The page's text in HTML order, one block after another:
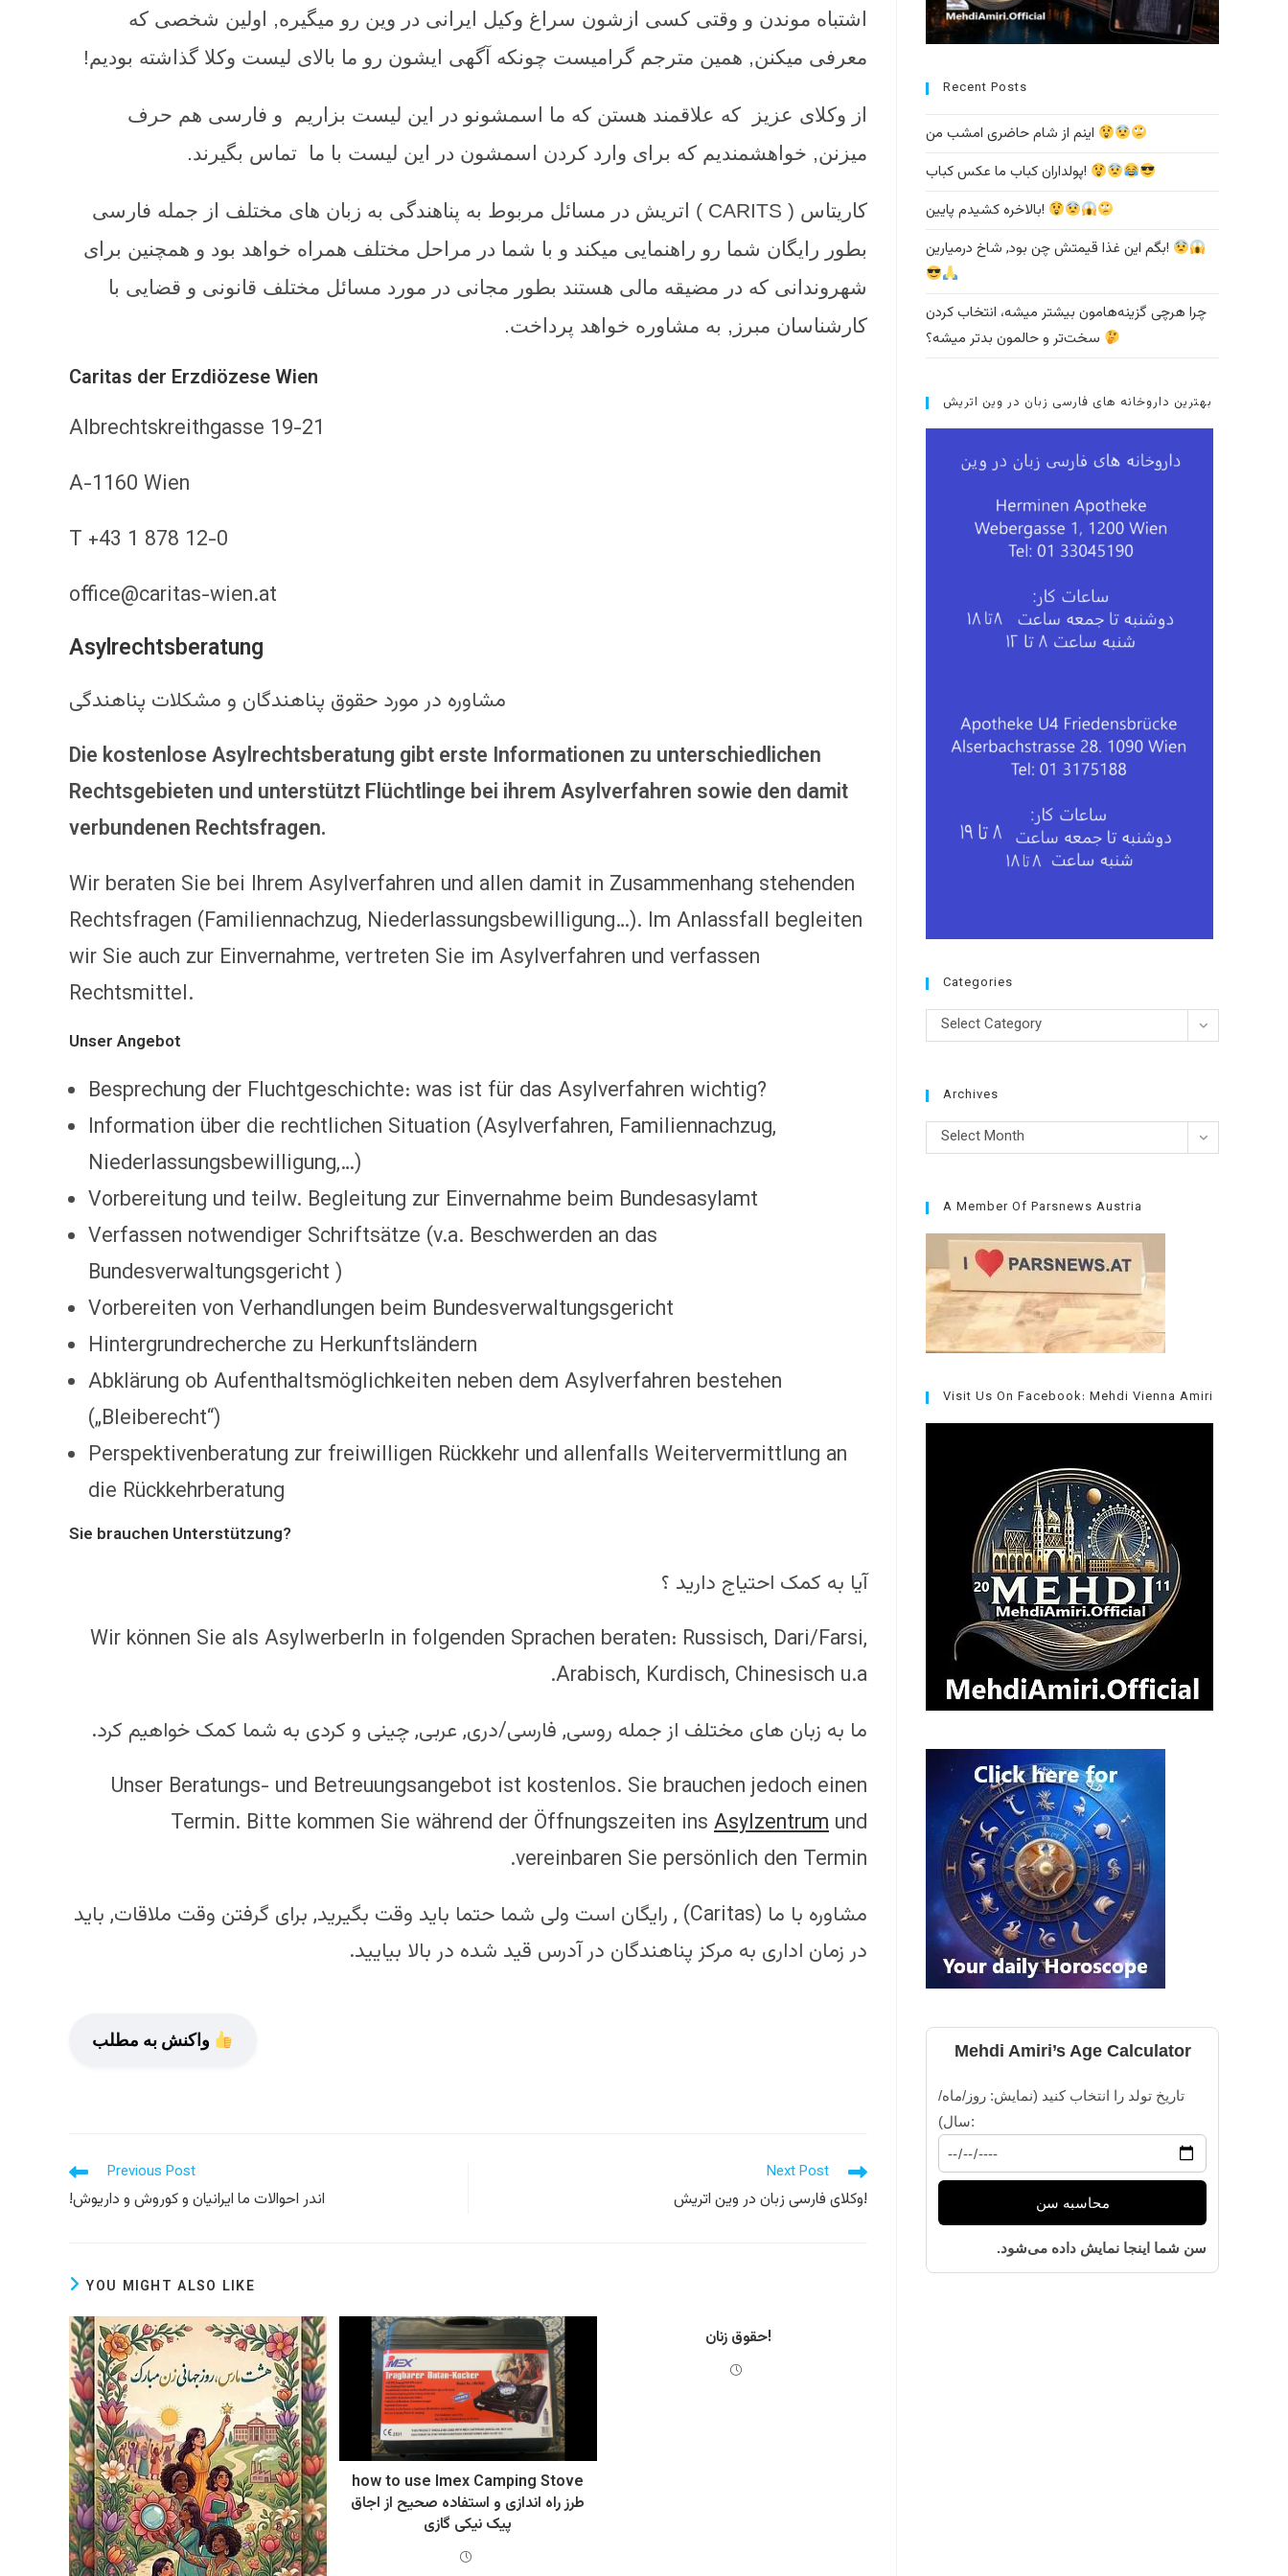
اشتباه موندن و وقتی کسی ازشون سراغ وکیل ایرانی در وین رو میگیره, اولین شخصی که
معرفی میکنن, همین مترجم گرامیست چونکه آگهی ایشون رو ما بالای لیست وکلا گذاشته بودیم!
از وکلای عزیز که علاقمند هستن که ما اسمشونو در این لیست بزاریم و فارسی هم حرف
میزنن, خواهشمندیم که برای وارد کردن اسمشون در این لیست با ما تماس بگیرند.
کاریتاس ( CARITS ) اتریش در مسائل مربوط به پناهندگی به زبان های مختلف از جمله فارسی
بطور رایگان شما رو راهنمایی میکند و با شما در مراحل مختلف همراه خواهد بود و همچنین برای
شهروندانی که در مضیقه مالی هستند بطور مجانی در مورد مسائل مختلف قانونی و قضایی با
کارشناسان مبرز, به مشاوره خواهد پرداخت.
Caritas der Erzdiözese Wien
Albrechtskreithgasse 19-21
A-1160 Wien
T +43 1 878 12-0
office@caritas-wien.at
Asylrechtsberatung
مشاوره در مورد حقوق پناهندگان و مشکلات پناهندگی
Die kostenlose Asylrechtsberatung gibt erste Informationen zu unterschiedlichen
Rechtsgebieten und unterstützt Flüchtlinge bei ihrem Asylverfahren sowie den damit
verbundenen Rechtsfragen.
Wir beraten Sie bei Ihrem Asylverfahren und allen damit in Zusammenhang stehenden
Rechtsfragen (Familiennachzug, Niederlassungsbewilligung…). Im Anlassfall begleiten
wir Sie auch zur Einvernahme, vertreten Sie im Asylverfahren und verfassen
Rechtsmittel.
Unser Angebot
Besprechung der Fluchtgeschichte: was ist für das Asylverfahren wichtig?
Information über die rechtlichen Situation (Asylverfahren, Familiennachzug,
Niederlassungsbewilligung,…)
Vorbereitung und teilw. Begleitung zur Einvernahme beim Bundesasylamt
Verfassen notwendiger Schriftsätze (v.a. Beschwerden an das
Bundesverwaltungsgericht )
Vorbereiten von Verhandlungen beim Bundesverwaltungsgericht
Hintergrundrecherche zu Herkunftsländern
Abklärung ob Aufenthaltsmöglichkeiten neben dem Asylverfahren bestehen
(„Bleiberecht“)
Perspektivenberatung zur freiwilligen Rückkehr und allenfalls Weitervermittlung an
die Rückkehrberatung
Sie brauchen Unterstützung?
آیا به کمک احتیاج دارید ؟
Wir können Sie als AsylwerberIn in folgenden Sprachen beraten: Russisch, Dari/Farsi,
Arabisch, Kurdisch, Chinesisch u.a.
ما به زبان های مختلف از جمله روسی, فارسی/دری, عربی, چینی و کردی به شما کمک خواهیم کرد.
Unser Beratungs- und Betreuungsangebot ist kostenlos. Sie brauchen jedoch einen
Termin. Bitte kommen Sie während der Öffnungszeiten ins Asylzentrum und
vereinbaren Sie persönlich den Termin.
مشاوره با ما (Caritas) , رایگان است ولی شما حتما باید وقت بگیرید, برای گرفتن وقت ملاقات, باید
در زمان اداری به مرکز پناهندگان در آدرس قید شده در بالا بیایید.
واکنش به مطلب
Read
more
articles
Previous Post
!اندر احوالات ما ایرانیان و کوروش و داریوش
Next Post
وکلای فارسی زبان در وین اتریش!
YOU MIGHT ALSO LIKE
how to use Imex Camping Stove
طرز راه اندازی و استفاده صحیح از اجاق
پیک نیکی گازی
حقوق زنان!
Recent Posts
پولداران کباب ما عکس کباب!
بالاخره کشیدم پایین!
بگم این غذا قیمتش چن بود, شاخ درمیارین!
چرا هرچی گزینه‌هامون بیشتر میشه، انتخاب کردن
بهترین داروخانه های فارسی زبان در وین اتریش
Categories
Categories
Select Category
Archives
Archives
Select Month
A Member Of Parsnews Austria
Visit Us On Facebook: Mehdi Vienna Amiri
Mehdi Amiri’s Age Calculator
تاریخ تولد را انتخاب کنید (نمایش: روز/ماه/
سال):
محاسبه سن
سن شما اینجا نمایش داده می‌شود.